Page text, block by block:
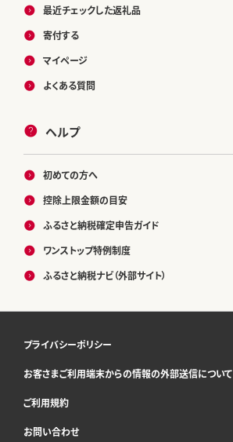
最近チェックした返礼品
寄付する
マイページ
よくある質問
ヘルプ
初めての方へ
控除上限金額の目安
ふるさと納税確定申告ガイド
ワンストップ特例制度
ふるさと納税ナビ（外部サイト）
プライバシーポリシー
お客さまご利用端末からの情報の外部送信について
ご利用規約
お問い合わせ